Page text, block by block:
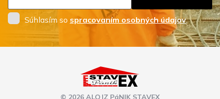
Súhlasím so spracovaním osobných údajov.
© 2026 ALOJZ PáNIK STAVEX